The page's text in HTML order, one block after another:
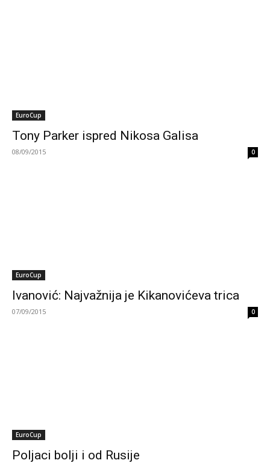
EuroCup
Tony Parker ispred Nikosa Galisa
08/09/2015 0
EuroCup
Ivanović: Najvažnija je Kikanovićeva trica
07/09/2015 0
EuroCup
Poljaci bolji i od Rusije